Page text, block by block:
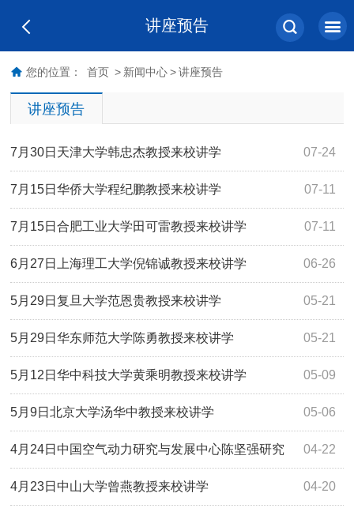
讲座预告
您的位置： 首页 > 新闻中心 > 讲座预告
讲座预告
07-24
7月30日天津大学韩忠杰教授来校讲学
07-11
7月15日华侨大学程纪鹏教授来校讲学
07-11
7月15日合肥工业大学田可雷教授来校讲学
06-26
6月27日上海理工大学倪锦诚教授来校讲学
05-21
5月29日复旦大学范恩贵教授来校讲学
05-21
5月29日华东师范大学陈勇教授来校讲学
05-09
5月12日华中科技大学黄乘明教授来校讲学
05-06
5月9日北京大学汤华中教授来校讲学
04-22
4月24日中国空气动力研究与发展中心陈坚强研究
员来校讲学——航空总师大讲堂（第2期） 04-20
4月23日中山大学曾燕教授来校讲学